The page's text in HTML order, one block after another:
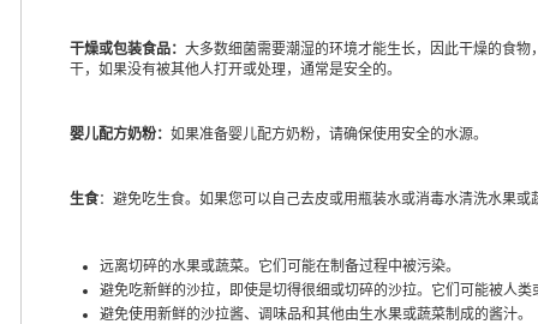
干燥或包装食品： 大多数细菌需要潮湿的环境才能生长，因此干燥的食
干，如果没有被其他人打开或处理，通常是安全的。
婴儿配方奶粉： 如果准备婴儿配方奶粉，请确保使用安全的水源。
生食：避免吃生食。如果您可以自己去皮或用瓶装水或消毒水清洗水果
远离切碎的水果或蔬菜。它们可能在制备过程中被污染。
避免吃新鲜的沙拉，即使是切得很细或切碎的沙拉。它们可能被人
避免使用新鲜的沙拉酱、调味品和其他由生水果或蔬菜制成的酱汁。